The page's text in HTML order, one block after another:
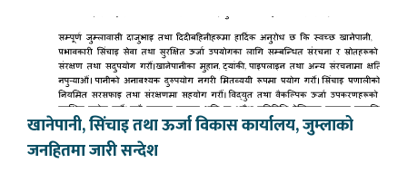
खानेपानी, सिंचाइ तथा ऊर्जा विकास कार्यालय, जुम्लाको
जनहितमा जारी सन्देश